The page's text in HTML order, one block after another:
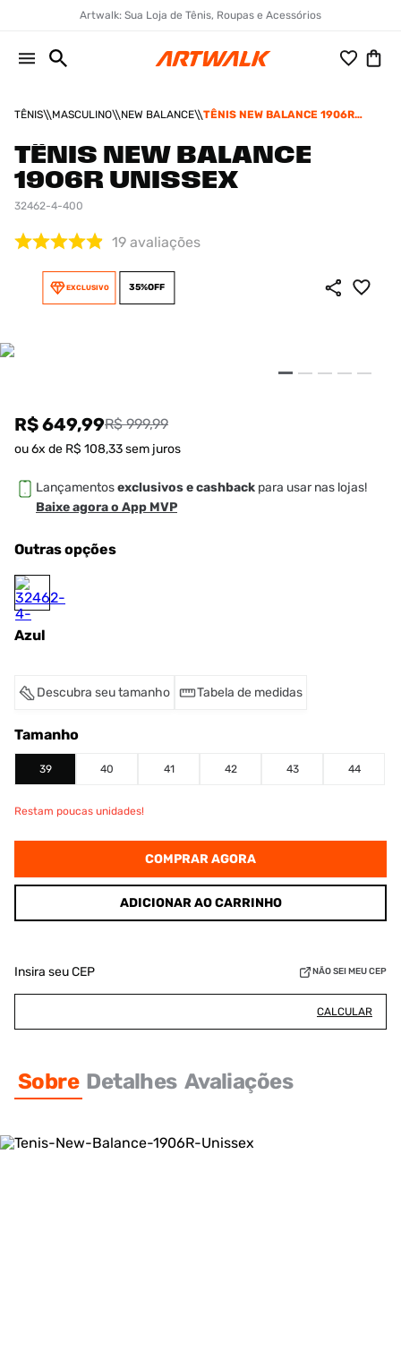
Artwalk: Sua Loja de Tênis, Roupas e Acessórios
TÊNIS MASCULINO NEW BALANCE
TÊNIS NEW BALANCE 1906R
TÊNIS NEW BALANCE
1906R UNISSEX
32462-4-400
19 avaliações
EXCLUSIVO 35%OFF
R$ 649,99R$ 999,99
ou6x de R$ 108,33sem juros
Lançamentosexclusivos e cashback para usar nas lojas!
Baixe agora o App MVP
Outras opções
Azul
Descubra seu tamanho Tabela de medidas
Tamanho
39 40 41 42 43 44
Restam poucas unidades!
COMPRAR AGORA
ADICIONAR AO CARRINHO
Insira seu CEP NÃO SEI MEU CEP
CALCULAR
Sobre Detalhes Avaliações